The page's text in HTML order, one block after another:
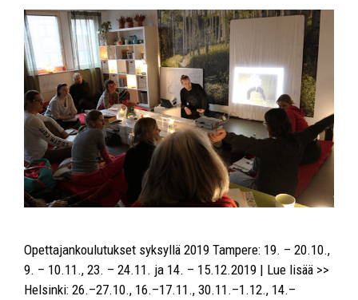
Opettajankoulutukset syksyllä 2019 Tampere: 19. – 20.10.,
9. – 10.11., 23. – 24.11. ja 14. – 15.12.2019 | Lue lisää >>
Helsinki: 26.–27.10., 16.–17.11., 30.11.–1.12., 14.–